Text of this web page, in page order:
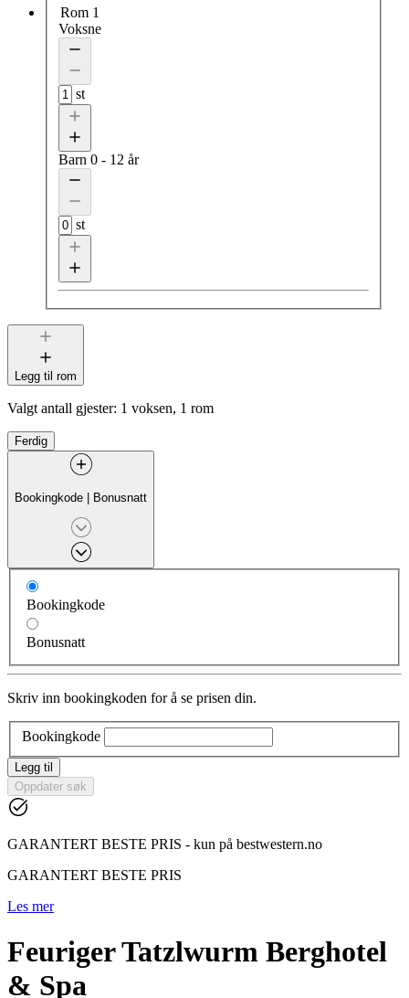
Rom 1
Voksne
st
Barn 0 - 12 år
st
Legg til rom
Valgt antall gjester: 1 voksen, 1 rom
Ferdig
Bookingkode | Bonusnatt
Bookingkode
Bonusnatt
Skriv inn bookingkoden for å se prisen din.
Bookingkode
Legg til
Oppdater søk
GARANTERT BESTE PRIS - kun på bestwestern.no
GARANTERT BESTE PRIS
Les mer
Feuriger Tatzlwurm Berghotel
& Spa